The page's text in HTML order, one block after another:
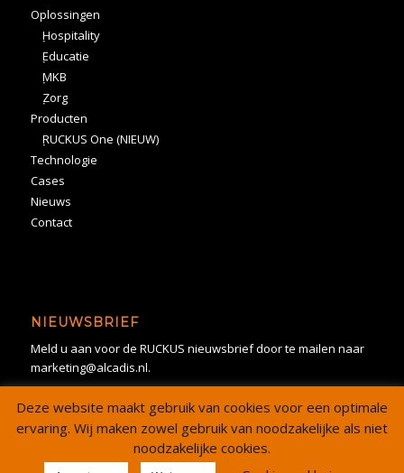
Oplossingen
Hospitality
Educatie
MKB
Zorg
Producten
RUCKUS One (NIEUW)
Technologie
Cases
Nieuws
Contact
NIEUWSBRIEF
Meld u aan voor de RUCKUS nieuwsbrief door te mailen naar
marketing@alcadis.nl.
Deze website maakt gebruik van cookies voor een optimale
ervaring. Wij maken zowel gebruik van noodzakelijke als niet
noodzakelijke cookies.